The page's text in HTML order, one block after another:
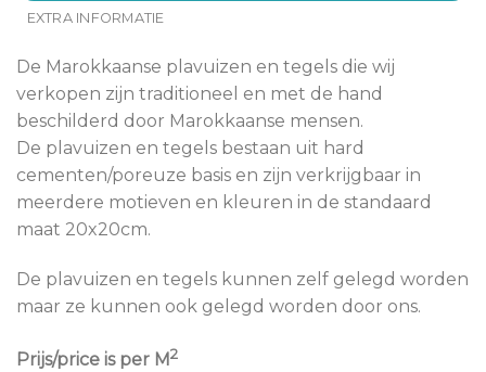
EXTRA INFORMATIE
De Marokkaanse plavuizen en tegels die wij
verkopen zijn traditioneel en met de hand
beschilderd door Marokkaanse mensen.
De plavuizen en tegels bestaan uit hard
cementen/poreuze basis en zijn verkrijgbaar in
meerdere motieven en kleuren in de standaard
maat 20x20cm.
De plavuizen en tegels kunnen zelf gelegd worden
maar ze kunnen ook gelegd worden door ons.
Prijs/price is per M2